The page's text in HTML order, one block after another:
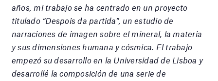
años, mi trabajo se ha centrado en un proyecto
titulado “Despois da partida”, un estudio de
narraciones de imagen sobre el mineral, la materia
y sus dimensiones humana y cósmica. El trabajo
empezó su desarrollo en la Universidad de Lisboa y
desarrollé la composición de una serie de